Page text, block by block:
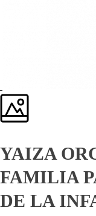
YAIZA
FAMILIA
DE LA